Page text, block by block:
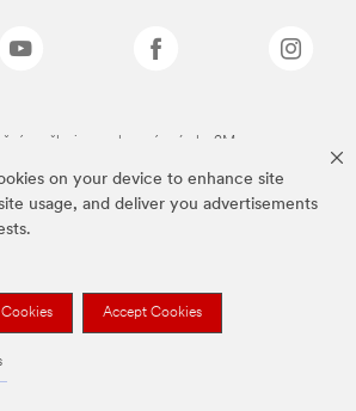
on your device to enhance site
usage, and deliver you advertisements
Cookies Accept Cookies
značky jsou ochranné známky 3M.